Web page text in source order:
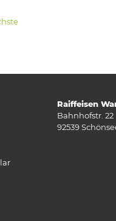
Raiffeisen
Bahnhofstr. 22
92539